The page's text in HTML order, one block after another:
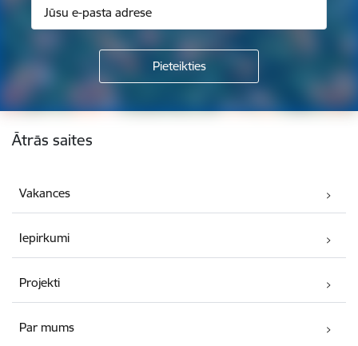
Kājene
Ātrās saites
Vakances
Iepirkumi
Projekti
Par mums